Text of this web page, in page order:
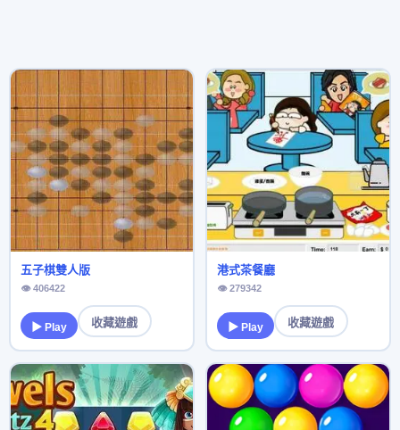
五子棋雙人版
👁 406422
▶ Play 收藏遊戲
港式茶餐廳
👁 279342
▶ Play 收藏遊戲